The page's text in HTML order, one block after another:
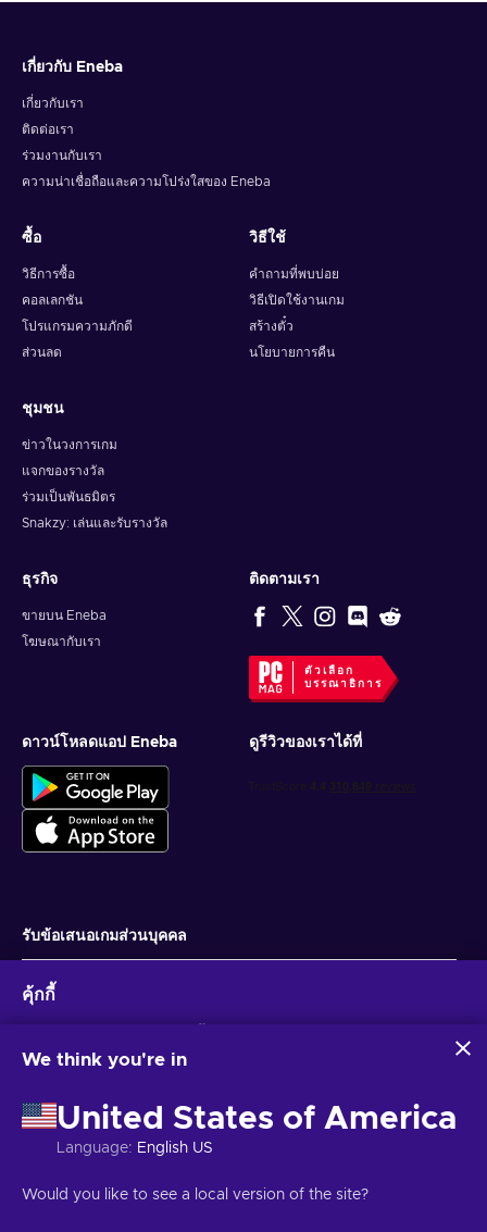
เกี่ยวกับ Eneba
เกี่ยวกับเรา
ติดต่อเรา
ร่วมงานกับเรา
ความน่าเชื่อถือและความโปร่งใสของ Eneba
ซื้อ
วิธีการซื้อ
คอลเลกชัน
โปรแกรมความภักดี
ส่วนลด
วิธีใช้
คำถามที่พบบ่อย
วิธีเปิดใช้งานเกม
สร้างตั๋ว
นโยบายการคืน
ชุมชน
ข่าวในวงการเกม
แจกของรางวัล
ร่วมเป็นพันธมิตร
Snakzy: เล่นและรับรางวัล
ธุรกิจ
ขายบน Eneba
โฆษณากับเรา
ติดตามเรา
ตัวเลือก
บรรณาธิการ
ดาวน์โหลดแอป Eneba ดูรีวิวของเราได้ที่
รับข้อเสนอเกมส่วนบุคคล
ลิขสิทธิ์ © 2026 Eneba. สงวนลิขสิทธิ์. JSC “Helis play”, Gyneju St. 4-333, วิ
คุ้กกี้
รวบรวมและวิเคราะห์ข้อมูลเกี่ยวกับผู้ใช้เว็บไซต์นี้ เราใช้ข้อมูลนี้เพื่อ
บุคคลของคุณอาจถูกนำไปใช้เพื่อปรับแต่งโฆษณา
การคลิก 'ยอมรับทั้งหมด' หมายความว่าคุณยินยอมให้ Eneba และ
พันธมิตรใช้เทคโนโลยีเหล่านี้ คุณสามารถปรับเปลี่ยนความยินยอม
สำหรับข้อมูลเพิ่มเติมเกี่ยวกับวิธีที่ Google ใช้ข้อมูลของคุณ โปรดดู
We think you're in
United States of America
Language: English US
Would you like to see a local version of the site?